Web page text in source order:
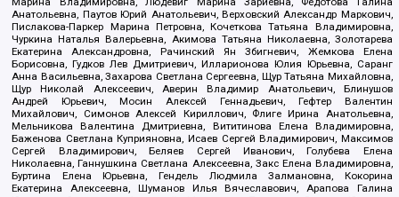
Анатольевна, Паутов Юрий Анатольевич, Верховский Александр Маркович,
Пислакова-Паркер Марина Петровна, Кочеткова Татьяна Владимировна,
Чуркина Наталья Валерьевна, Акимова Татьяна Николаевна, Золотарева
Екатерина Александровна, Рачинский Ян Збигневич, Жемкова Елена
Борисовна, Гудков Лев Дмитриевич, Илларионова Юлия Юрьевна, Саранг
Анна Васильевна, Захарова Светлана Сергеевна, Щур Татьяна Михайловна,
Щур Николай Алексеевич, Аверин Владимир Анатольевич, Блинушов
Андрей Юрьевич, Мосин Алексей Геннадьевич, Гефтер Валентин
Михайлович, Симонов Алексей Кириллович, Флиге Ирина Анатольевна,
Мельникова Валентина Дмитриевна, Вититинова Елена Владимировна,
Баженова Светлана Куприяновна, Исаев Сергей Владимирович, Максимов
Сергей Владимирович, Беляев Сергей Иванович, Голубева Елена
Николаевна, Ганнушкина Светлана Алексеевна, Закс Елена Владимировна,
Буртина Елена Юрьевна, Гендель Людмила Залмановна, Кокорина
Екатерина Алексеевна, Шуманов Илья Вячеславович, Арапова Галина